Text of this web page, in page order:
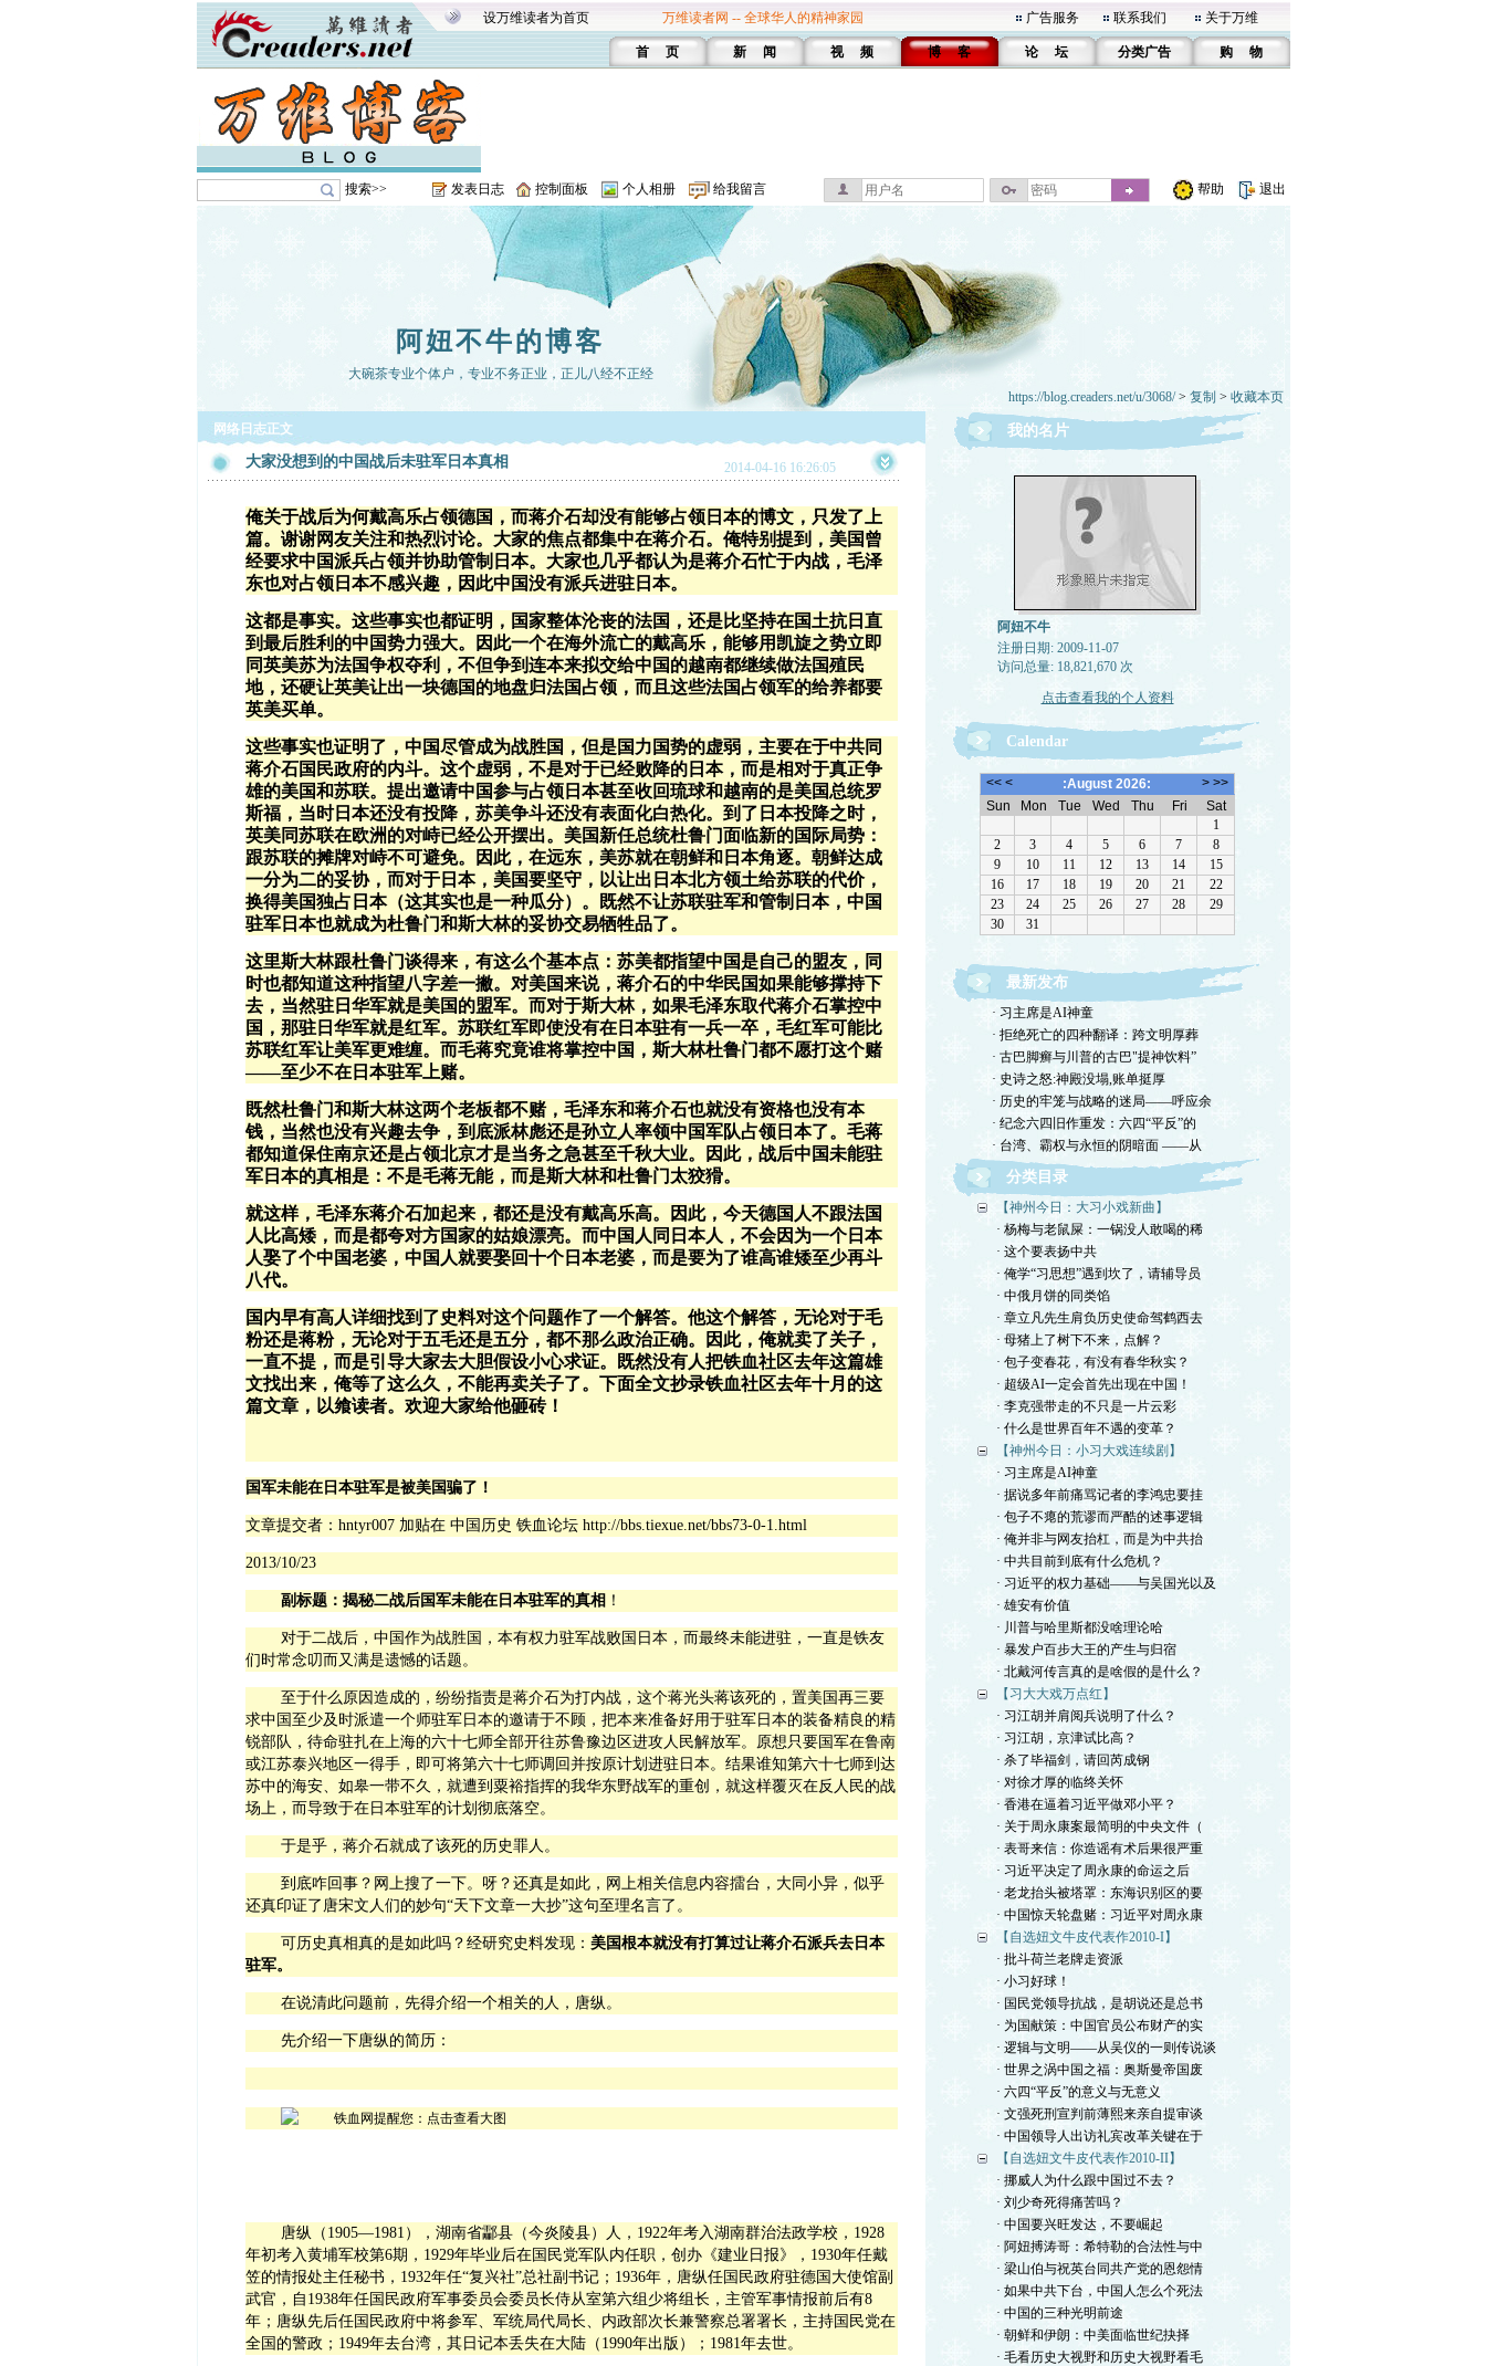
设万维读者为首页 万维读者网 -- 全球华人的精神家园 广告服务 联系我们 关于万维
首 页 新 闻 视 频 博 客 论 坛 分类广告 购 物
搜索>> 发表日志 控制面板 个人相册 给我留言 帮助 退出
阿妞不牛的博客
大碗茶专业个体户，专业不务正业，正儿八经不正经
https://blog.creaders.net/u/3068/> 复制 > 收藏本页
网络日志正文
大家没想到的中国战后未驻军日本真相 2014-04-16 16:26:05
俺关于战后为何戴高乐占领德国，而蒋介石却没有能够占领日本的博文，只发了上
篇。谢谢网友关注和热烈讨论。大家的焦点都集中在蒋介石。俺特别提到，美国曾
经要求中国派兵占领并协助管制日本。大家也几乎都认为是蒋介石忙于内战，毛泽
东也对占领日本不感兴趣，因此中国没有派兵进驻日本。
这都是事实。这些事实也都证明，国家整体沦丧的法国，还是比坚持在国土抗日直
到最后胜利的中国势力强大。因此一个在海外流亡的戴高乐，能够用凯旋之势立即
同英美苏为法国争权夺利，不但争到连本来拟交给中国的越南都继续做法国殖民
地，还硬让英美让出一块德国的地盘归法国占领，而且这些法国占领军的给养都要
英美买单。
这些事实也证明了，中国尽管成为战胜国，但是国力国势的虚弱，主要在于中共同
蒋介石国民政府的内斗。这个虚弱，不是对于已经败降的日本，而是相对于真正争
雄的美国和苏联。提出邀请中国参与占领日本甚至收回琉球和越南的是美国总统罗
斯福，当时日本还没有投降，苏美争斗还没有表面化白热化。到了日本投降之时，
英美同苏联在欧洲的对峙已经公开摆出。美国新任总统杜鲁门面临新的国际局势：
跟苏联的摊牌对峙不可避免。因此，在远东，美苏就在朝鲜和日本角逐。朝鲜达成
一分为二的妥协，而对于日本，美国要坚守，以让出日本北方领土给苏联的代价，
换得美国独占日本（这其实也是一种瓜分）。既然不让苏联驻军和管制日本，中国
驻军日本也就成为杜鲁门和斯大林的妥协交易牺牲品了。
这里斯大林跟杜鲁门谈得来，有这么个基本点：苏美都指望中国是自己的盟友，同
时也都知道这种指望八字差一撇。对美国来说，蒋介石的中华民国如果能够撑持下
去，当然驻日华军就是美国的盟军。而对于斯大林，如果毛泽东取代蒋介石掌控中
国，那驻日华军就是红军。苏联红军即使没有在日本驻有一兵一卒，毛红军可能比
苏联红军让美军更难缠。而毛蒋究竟谁将掌控中国，斯大林杜鲁门都不愿打这个赌
——至少不在日本驻军上赌。
既然杜鲁门和斯大林这两个老板都不赌，毛泽东和蒋介石也就没有资格也没有本
钱，当然也没有兴趣去争，到底派林彪还是孙立人率领中国军队占领日本了。毛蒋
都知道保住南京还是占领北京才是当务之急甚至千秋大业。因此，战后中国未能驻
军日本的真相是：不是毛蒋无能，而是斯大林和杜鲁门太狡猾。
就这样，毛泽东蒋介石加起来，都还是没有戴高乐高。因此，今天德国人不跟法国
人比高矮，而是都夸对方国家的姑娘漂亮。而中国人同日本人，不会因为一个日本
人娶了个中国老婆，中国人就要娶回十个日本老婆，而是要为了谁高谁矮至少再斗
八代。
国内早有高人详细找到了史料对这个问题作了一个解答。他这个解答，无论对于毛
粉还是蒋粉，无论对于五毛还是五分，都不那么政治正确。因此，俺就卖了关子，
一直不提，而是引导大家去大胆假设小心求证。既然没有人把铁血社区去年这篇雄
文找出来，俺等了这么久，不能再卖关子了。下面全文抄录铁血社区去年十月的这
篇文章，以飨读者。欢迎大家给他砸砖！
国军未能在日本驻军是被美国骗了！
文章提交者： hntyr007 加贴在 中国历史 铁血论坛 http://bbs.tiexue.net/bbs73-0-1.html
2013/10/23
副标题：揭秘二战后国军未能在日本驻军的真相 ！
对于二战后，中国作为战胜国，本有权力驻军战败国日本，而最终未能进驻，一直是铁友
们时常念叨而又满是遗憾的话题。
至于什么原因造成的，纷纷指责是蒋介石为打内战，这个蒋光头蒋该死的，置美国再三要
求中国至少及时派遣一个师驻军日本的邀请于不顾，把本来准备好用于驻军日本的装备精良的精
锐部队，待命驻扎在上海的六十七师全部开往苏鲁豫边区进攻人民解放军。原想只要国军在鲁南
或江苏泰兴地区一得手，即可将第六十七师调回并按原计划进驻日本。结果谁知第六十七师到达
苏中的海安、如皋一带不久，就遭到粟裕指挥的我华东野战军的重创，就这样覆灭在反人民的战
场上，而导致于在日本驻军的计划彻底落空。
于是乎，蒋介石就成了该死的历史罪人。
到底咋回事？网上搜了一下。呀？还真是如此，网上相关信息内容擂台，大同小异，似乎
还真印证了唐宋文人们的妙句“天下文章一大抄”这句至理名言了。
可历史真相真的是如此吗？经研究史料发现： 美国根本就没有打算过让蒋介石派兵去日本
驻军。
在说清此问题前，先得介绍一个相关的人，唐纵。
先介绍一下唐纵的简历：
唐纵（ 1905—1981 ），湖南省酃县（今炎陵县）人， 1922年考入湖南群治法政学校， 1928
年初考入黄埔军校第6期， 1929年毕业后在国民党军队内任职，创办《建业日报》， 1930年任戴
笠的情报处主任秘书， 1932年任“复兴社”总社副书记； 1936年，唐纵任国民政府驻德国大使馆副
武官，自 1938年任国民政府军事委员会委员长侍从室第六组少将组长，主管军事情报前后有8
年；唐纵先后任国民政府中将参军、军统局代局长、内政部次长兼警察总署署长，主持国民党在
全国的警政； 1949年去台湾，其日记本丢失在大陆（ 1990年出版）； 1981年去世。
我的名片
阿妞不牛
注册日期: 2009-11-07
访问总量: 18,821,670 次
点击查看我的个人资料
Calendar
最新发布
· 习主席是AI神童
· 拒绝死亡的四种翻译：跨文明厚葬
· 古巴脚癣与川普的古巴"提神饮料”
· 史诗之怒:神殿没塌,账单挺厚
· 历史的牢笼与战略的迷局——呼应余
· 纪念六四旧作重发：六四“平反”的
· 台湾、霸权与永恒的阴暗面 ——从
分类目录
【神州今日：大习小戏新曲】
· 杨梅与老鼠屎：一锅没人敢喝的稀
· 这个要表扬中共
· 俺学“习思想”遇到坎了，请辅导员
· 中俄月饼的同类馅
· 章立凡先生肩负历史使命驾鹤西去
· 母猪上了树下不来，点解？
· 包子变春花，有没有春华秋实？
· 超级AI一定会首先出现在中国！
· 李克强带走的不只是一片云彩
· 什么是世界百年不遇的变革？
【神州今日：小习大戏连续剧】
· 习主席是AI神童
· 据说多年前痛骂记者的李鸿忠要挂
· 包子不瘪的荒谬而严酷的述事逻辑
· 俺并非与网友抬杠，而是为中共抬
· 中共目前到底有什么危机？
· 习近平的权力基础——与吴国光以及
· 雄安有价值
· 川普与哈里斯都没啥理论哈
· 暴发户百步大王的产生与归宿
· 北戴河传言真的是啥假的是什么？
【习大大戏万点红】
· 习江胡并肩阅兵说明了什么？
· 习江胡，京津试比高？
· 杀了毕福剑，请回芮成钢
· 对徐才厚的临终关怀
· 香港在逼着习近平做邓小平？
· 关于周永康案最简明的中央文件（
· 表哥来信：你造谣有术后果很严重
· 习近平决定了周永康的命运之后
· 老龙抬头被塔罩：东海识别区的要
· 中国惊天轮盘赌：习近平对周永康
【自选妞文牛皮代表作2010-I】
· 批斗荷兰老牌走资派
· 小习好球！
· 国民党领导抗战，是胡说还是总书
· 为国献策：中国官员公布财产的实
· 逻辑与文明——从吴仪的一则传说谈
· 世界之涡中国之福：奥斯曼帝国废
· 六四“平反”的意义与无意义
· 文强死刑宣判前薄熙来亲自提审谈
· 中国领导人出访礼宾改革关键在于
【自选妞文牛皮代表作2010-II】
· 挪威人为什么跟中国过不去？
· 刘少奇死得痛苦吗？
· 中国要兴旺发达，不要崛起
· 阿妞搏涛哥：希特勒的合法性与中
· 梁山伯与祝英台同共产党的恩怨情
· 如果中共下台，中国人怎么个死法
· 中国的三种光明前途
· 朝鲜和伊朗：中美面临世纪抉择
· 毛看历史大视野和历史大视野看毛